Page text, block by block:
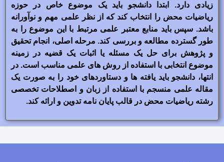
زیادی دارد. ابتدا دانشجو باید یک موضوع خاص در حوزه
ریاضیات محض را انتخاب کند که از نظر علمی مهم و نوآورانه
باشد. سپس باید منابع معتبر علمی مرتبط با این موضوع را به
طور گسترده مطالعه و بررسی کند. مرحله اصلی، انجام تحقیق
و پژوهش برای حل یک مسئله یا اثبات یک قضیه در زمینه
موضوع انتخابی با استفاده از روش های علمی مناسب است. در
انتها، دانشجو باید یافته ها و دستاوردهای خود را به صورت یک
مقاله علمی منسجم با استفاده از زبان و اصطلاحات تخصصی
رشته ریاضیات محض در قالب پایان نامه تدوین و ارائه کند.